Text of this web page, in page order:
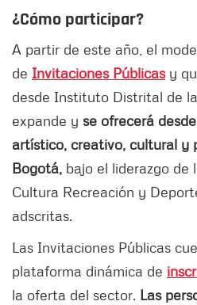
¿Cómo participar?
A partir de este año, el
de Invitaciones Públicasy
desde Instituto Distrital de
expande y se ofrecerá
artístico, creativo, cultural y
Bogotá, bajo el liderazgo de
Cultura Recreación y
adscritas.
Las Invitaciones Públicas
plataforma dinámica de
la oferta del sector. Las